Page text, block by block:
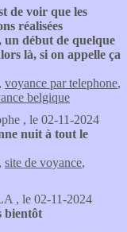
de voir que les
réalisées
début de quelque
là, si on appelle ça
, voyance par telephone,
belgique
, le 02-11-2024
nuit à tout le
, site de voyance,
, le 02-11-2024
bientôt